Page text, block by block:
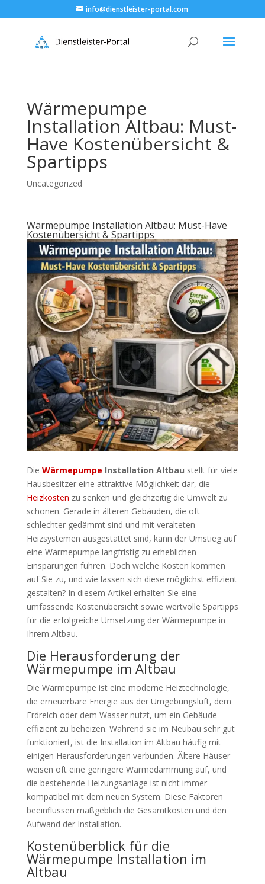
info@dienstleister-portal.com
Wärmepumpe
Installation Altbau: Must-
Have Kostenübersicht &
Spartipps
Uncategorized
Wärmepumpe Installation Altbau: Must-Have
Kostenübersicht & Spartipps
Die Wärmepumpe Installation Altbau stellt für viele
Hausbesitzer eine attraktive Möglichkeit dar, die
Heizkosten zu senken und gleichzeitig die Umwelt zu
schonen. Gerade in älteren Gebäuden, die oft
schlechter gedämmt sind und mit veralteten
Heizsystemen ausgestattet sind, kann der Umstieg auf
eine Wärmepumpe langfristig zu erheblichen
Einsparungen führen. Doch welche Kosten kommen
auf Sie zu, und wie lassen sich diese möglichst effizient
gestalten? In diesem Artikel erhalten Sie eine
umfassende Kostenübersicht sowie wertvolle Spartipps
für die erfolgreiche Umsetzung der Wärmepumpe in
Ihrem Altbau.
Die Herausforderung der
Wärmepumpe im Altbau
Die Wärmepumpe ist eine moderne Heiztechnologie,
die erneuerbare Energie aus der Umgebungsluft, dem
Erdreich oder dem Wasser nutzt, um ein Gebäude
effizient zu beheizen. Während sie im Neubau sehr gut
funktioniert, ist die Installation im Altbau häufig mit
einigen Herausforderungen verbunden. Ältere Häuser
weisen oft eine geringere Wärmedämmung auf, und
die bestehende Heizungsanlage ist nicht immer
kompatibel mit dem neuen System. Diese Faktoren
beeinflussen maßgeblich die Gesamtkosten und den
Aufwand der Installation.
Kostenüberblick für die
Wärmepumpe Installation im
Altbau